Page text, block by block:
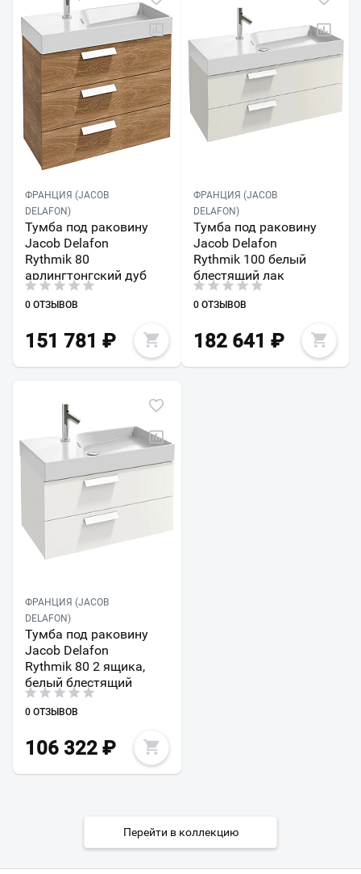
ФРАНЦИЯ (JACOB
DELAFON)
Тумба под раковину
Jacob Delafon
Rythmik 80
арлингтонгский дуб
0 ОТЗЫВОВ
151 781 ₽
ФРАНЦИЯ (JACOB
DELAFON)
Тумба под раковину
Jacob Delafon
Rythmik 100 белый
блестящий лак
0 ОТЗЫВОВ
182 641 ₽
ФРАНЦИЯ (JACOB
DELAFON)
Тумба под раковину
Jacob Delafon
Rythmik 80 2 ящика,
белый блестящий
0 ОТЗЫВОВ
106 322 ₽
Перейти в коллекцию